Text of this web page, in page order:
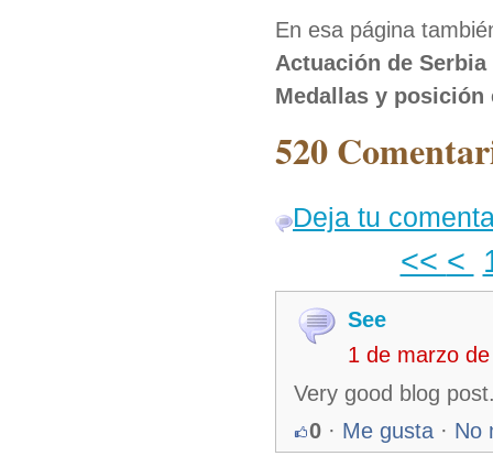
En esa página
Actuación de Serbia
Medallas y posición
520
Deja tu
<< <
See
1 de marzo
Very good blog
0 · Me gusta · No